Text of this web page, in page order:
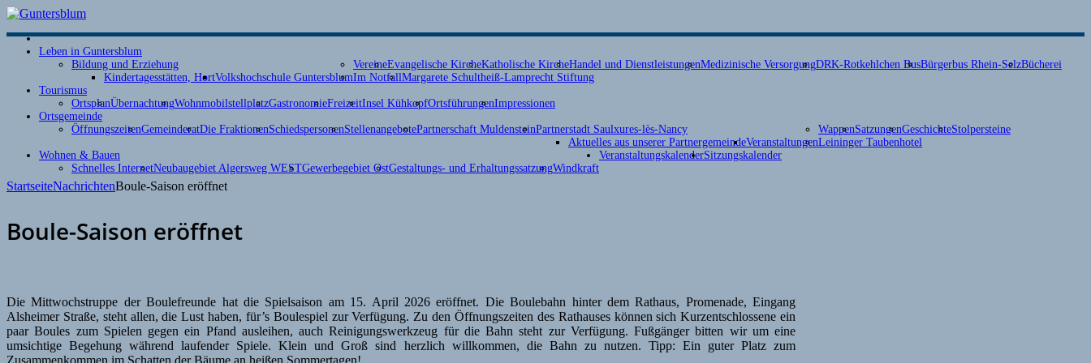
Leben in Guntersblum
Bildung und Erziehung
Kindertagesstätten, HortVolkshochschule Guntersblum
VereineEvangelische KircheKatholische KircheHandel und DienstleistungenMedizinische VersorgungDRK-Rotkehlchen BusBürgerbus Rhein-SelzBücherei
Im NotfallMargarete Schultheiß-Lamprecht Stiftung
Tourismus
OrtsplanÜbernachtungWohnmobilstellplatzGastronomieFreizeitInsel KühkopfOrtsführungenImpressionen
Ortsgemeinde
ÖffnungszeitenGemeinderatDie FraktionenSchiedspersonenStellenangebotePartnerschaft MuldensteinPartnerstadt Saulxures-lès-Nancy
Aktuelles aus unserer PartnergemeindeVeranstaltungen
WappenSatzungenGeschichteStolpersteine
Leininger Taubenhotel
Wohnen & Bauen
Schnelles InternetNeubaugebiet Algersweg WESTGewerbegebiet OstGestaltungs- und ErhaltungssatzungWindkraft
VeranstaltungskalenderSitzungskalender
StartseiteNachrichtenBoule-Saison eröffnet
Boule-Saison eröffnet
Die Mittwochstruppe der Boulefreunde hat die Spielsaison am 15. April 2026 eröffnet. Die Boulebahn hinter dem Rathaus, Promenade, Eingang
Alsheimer Straße, steht allen, die Lust haben, für’s Boulespiel zur Verfügung. Zu den Öffnungszeiten des Rathauses können sich Kurzentschlossene ein
paar Boules zum Spielen gegen ein Pfand ausleihen, auch Reinigungswerkzeug für die Bahn steht zur Verfügung. Fußgänger bitten wir um eine
umsichtige Begehung während laufender Spiele. Klein und Groß sind herzlich willkommen, die Bahn zu nutzen. Tipp: Ein guter Platz zum
Zusammenkommen im Schatten der Bäume an heißen Sommertagen!